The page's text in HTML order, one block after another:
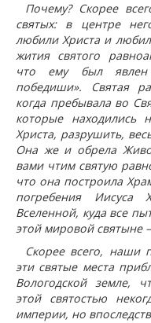
Почему? Скорее
святых: в центре
любили Христа и
жития святого
что ему был
победиши». Святая
когда пребывала во
которые находились
Христа, разрушить,
Она же и обрела
вами чтим святую
что она построила
погребения
Вселенной, куда все
этой мировой святыне
Скорее всего, наши
эти святые места
Вологодской земле,
этой святостью
империи, но